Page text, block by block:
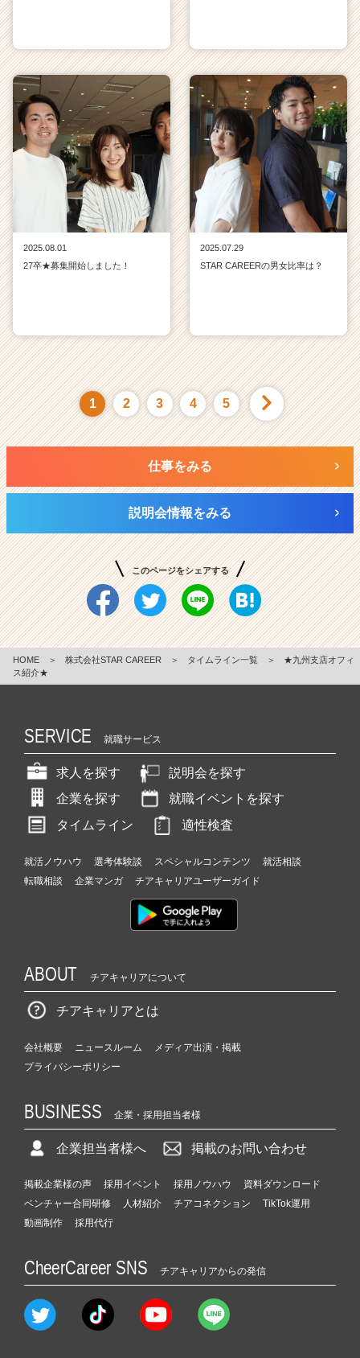
2025.08.01
27卒★募集開始しました！
2025.07.29
STAR CAREERの男女比率は？
1 2 3 4 5
仕事をみる
説明会情報をみる
このページをシェアする
HOME ＞ 株式会社STAR CAREER ＞ タイムライン一覧 ＞
★九州支店オフィ
ス紹介★
SERVICE 就職サービス
求人を探す
説明会を探す
企業を探す
就職イベントを探す
タイムライン
適性検査
就活ノウハウ 選考体験談 スペシャルコンテンツ
就活相談
転職相談
企業マンガ チアキャリアユーザーガイド
ABOUT チアキャリアについて
チアキャリアとは
会社概要 ニュースルーム
メディア出演・掲載
プライバシーポリシー
BUSINESS 企業・採用担当者様
企業担当者様へ 掲載のお問い合わせ
掲載企業様の声 採用イベント 採用ノウハウ
資料ダウンロード
ベンチャー合同研修
人材紹介 チアコネクション
TikTok運用
動画制作
採用代行
CheerCareer SNS チアキャリアからの発信